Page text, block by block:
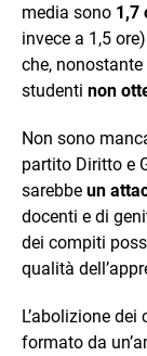
media sono 1,7
invece a 1,5
che,
studenti non
Non sono
partito Diritto e
sarebbe un
docenti e di
dei compiti
qualità
L’abolizione
formato da